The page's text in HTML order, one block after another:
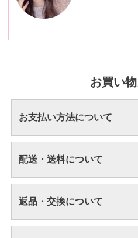
お買い
お支払い方法について
配送・送料について
返品・交換について